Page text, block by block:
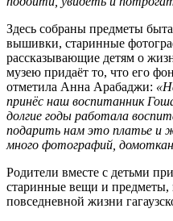
Здесь собраны предметы
вышивки, старинные
рассказывающие детям о
музею придаёт то, что его
отметила Анна Арабаджи:
принёс наш воспитанник
долгие годы работала
подарить нам это платье и
много фотографий,
Родители вместе с детьми
старинные вещи и предметы,
повседневной жизни